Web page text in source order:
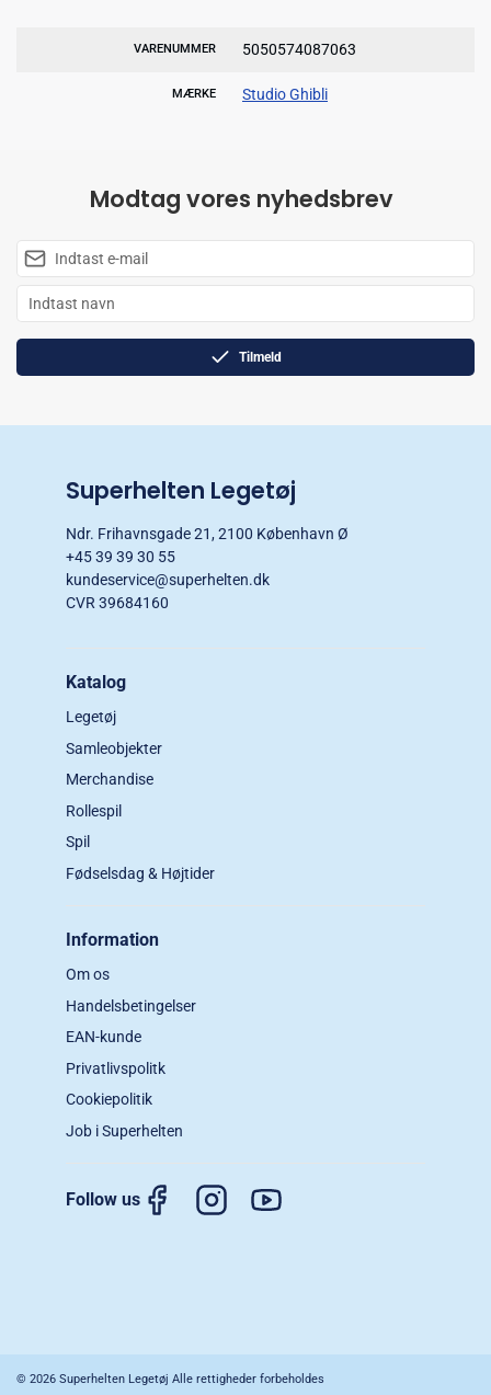
VARENUMMER 5050574087063
MÆRKE Studio Ghibli
Modtag vores nyhedsbrev
Tilmeld
Superhelten Legetøj
Ndr. Frihavnsgade 21, 2100 København Ø
+45 39 39 30 55
kundeservice@superhelten.dk
CVR 39684160
Katalog
Legetøj
Samleobjekter
Merchandise
Rollespil
Spil
Fødselsdag & Højtider
Information
Om os
Handelsbetingelser
EAN-kunde
Privatlivspolitk
Cookiepolitik
Job i Superhelten
Follow us
© 2026 Superhelten Legetøj Alle rettigheder forbeholdes